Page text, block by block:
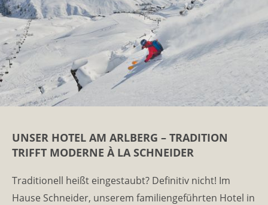
UNSER HOTEL AM ARLBERG – TRADITION
TRIFFT MODERNE À LA SCHNEIDER
Traditionell heißt eingestaubt? Definitiv nicht! Im
Hause Schneider, unserem familiengeführten Hotel in